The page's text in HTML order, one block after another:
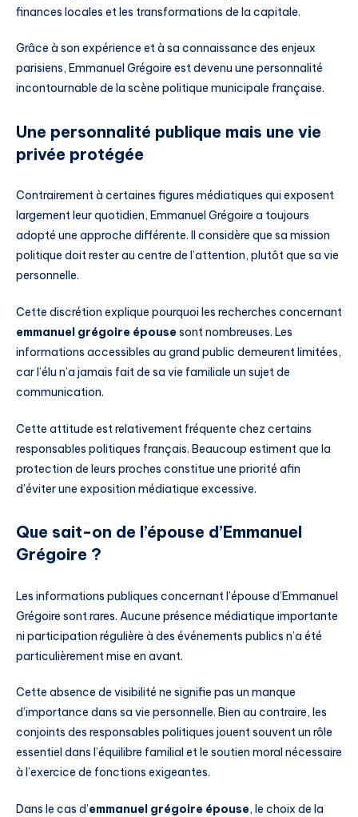
finances locales et les transformations de la capitale.
Grâce à son expérience et à sa connaissance des enjeux
parisiens, Emmanuel Grégoire est devenu une personnalité
incontournable de la scène politique municipale française.
Une personnalité publique mais une vie
privée protégée
Contrairement à certaines figures médiatiques qui exposent
largement leur quotidien, Emmanuel Grégoire a toujours
adopté une approche différente. Il considère que sa mission
politique doit rester au centre de l’attention, plutôt que sa vie
personnelle.
Cette discrétion explique pourquoi les recherches concernant
emmanuel grégoire épousesont nombreuses. Les
informations accessibles au grand public demeurent limitées,
car l’élu n’a jamais fait de sa vie familiale un sujet de
communication.
Cette attitude est relativement fréquente chez certains
responsables politiques français. Beaucoup estiment que la
protection de leurs proches constitue une priorité afin
d’éviter une exposition médiatique excessive.
Que sait-on de l’épouse d’Emmanuel
Grégoire ?
Les informations publiques concernant l’épouse d’Emmanuel
Grégoire sont rares. Aucune présence médiatique importante
ni participation régulière à des événements publics n’a été
particulièrement mise en avant.
Cette absence de visibilité ne signifie pas un manque
d’importance dans sa vie personnelle. Bien au contraire, les
conjoints des responsables politiques jouent souvent un rôle
essentiel dans l’équilibre familial et le soutien moral nécessaire
à l’exercice de fonctions exigeantes.
Dans le cas d’emmanuel grégoire épouse, le choix de la